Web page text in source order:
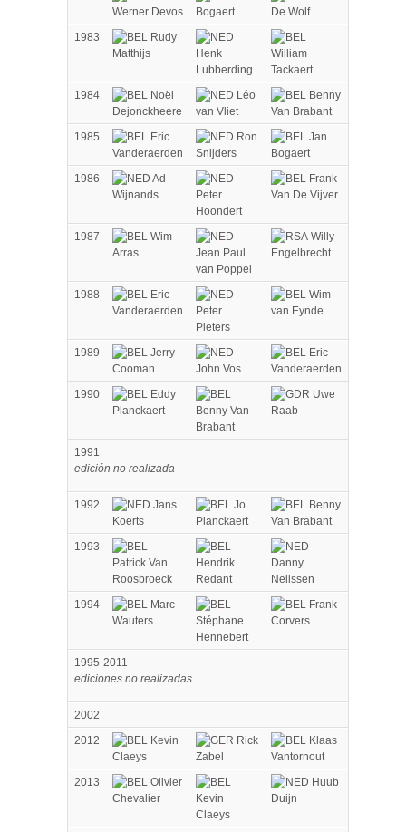
Werner Devos
Bogaert
De Wolf
1983
Rudy
Matthijs
Henk
Lubberding
William
Tackaert
1984
Noël
Dejonckheere
Léo
van Vliet
Benny
Van Brabant
1985
Eric
Vanderaerden
Ron
Snijders
Jan
Bogaert
1986
Ad
Wijnands
Peter
Hoondert
Frank
Van De Vijver
1987
Wim
Arras
Jean Paul
van Poppel
Willy
Engelbrecht
1988
Eric
Vanderaerden
Peter
Pieters
Wim
van Eynde
1989
Jerry
Cooman
John Vos
Eric
Vanderaerden
1990
Eddy
Planckaert
Benny Van
Brabant
Uwe
Raab
1991
edición no realizada
1992
Jans
Koerts
Jo
Planckaert
Benny
Van Brabant
1993
Patrick Van
Roosbroeck
Hendrik
Redant
Danny
Nelissen
1994
Marc
Wauters
Stéphane
Hennebert
Frank
Corvers
1995-2011
ediciones no realizadas
2002
2012
Kevin
Claeys
Rick
Zabel
Klaas
Vantornout
2013
Olivier
Chevalier
Kevin
Claeys
Huub
Duijn